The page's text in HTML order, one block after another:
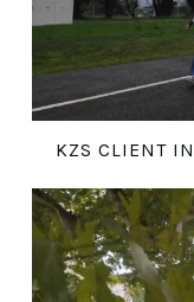
KZS CLIENT